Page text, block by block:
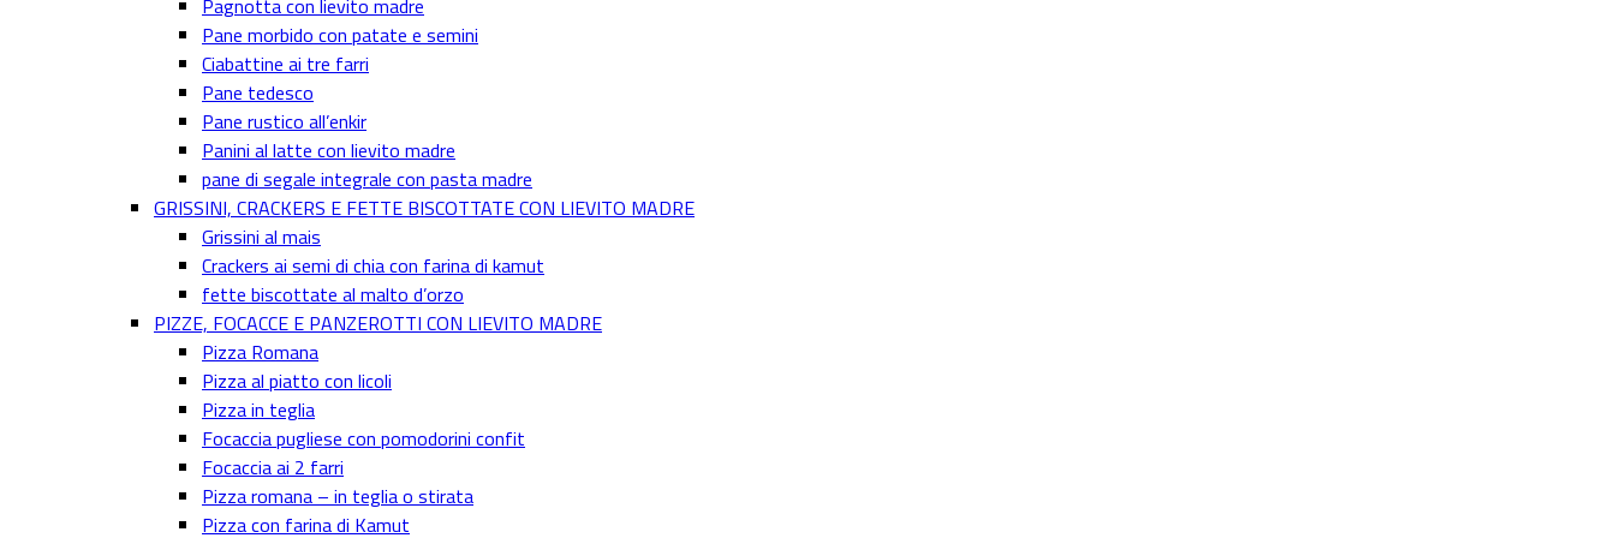
Pagnotta con lievito madre
Pane morbido con patate e semini
Ciabattine ai tre farri
Pane tedesco
Pane rustico all’enkir
Panini al latte con lievito madre
pane di segale integrale con pasta madre
GRISSINI, CRACKERS E FETTE BISCOTTATE CON LIEVITO MADRE
Grissini al mais
Crackers ai semi di chia con farina di kamut
fette biscottate al malto d’orzo
PIZZE, FOCACCE E PANZEROTTI CON LIEVITO MADRE
Pizza Romana
Pizza al piatto con licoli
Pizza in teglia
Focaccia pugliese con pomodorini confit
Focaccia ai 2 farri
Pizza romana – in teglia o stirata
Pizza con farina di Kamut